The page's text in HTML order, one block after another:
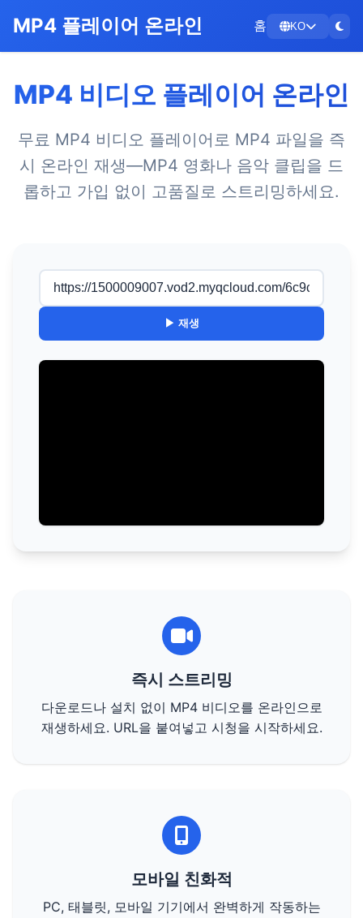
MP4 플레이어 온라인 홈 KO
MP4 비디오 플레이어 온라인
무료 MP4 비디오 플레이어로 MP4 파일을 즉
시 온라인 재생—MP4 영화나 음악 클립을 드
롭하고 가입 없이 고품질로 스트리밍하세요.
▶ 재생
즉시 스트리밍
다운로드나 설치 없이 MP4 비디오를 온라인으로
재생하세요. URL을 붙여넣고 시청을 시작하세요.
모바일 친화적
PC, 태블릿, 모바일 기기에서 완벽하게 작동하는